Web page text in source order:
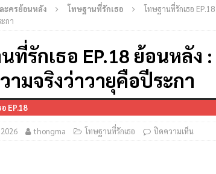
ะครย้อนหลัง โทษฐานที่รักเธอ
โทษฐานที่รักเธอ
กา
ที่รักเธอ EP.18 ย้อนหลัง
ามจริงว่าวายุคือปีระกา
EP.18
thongma โทษฐานที่รักเธอ ปิดความเห็น